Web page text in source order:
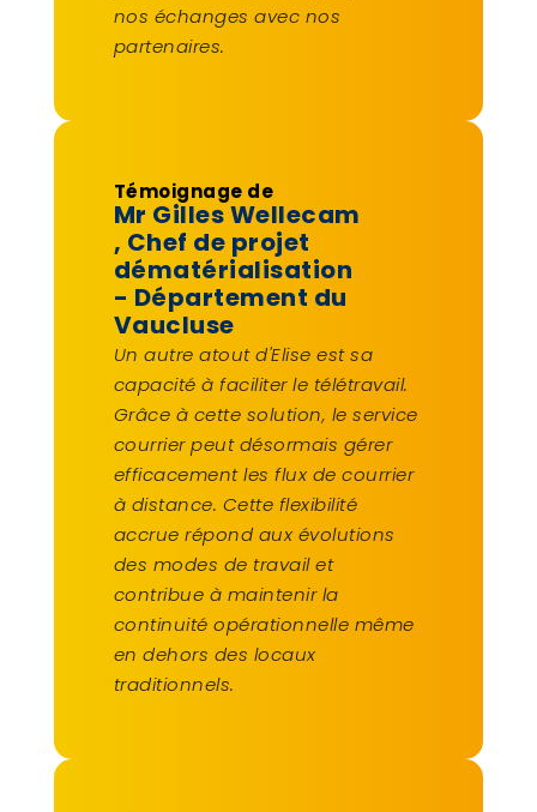
nos échanges avec nos
partenaires.
Témoignage de
Mr Gilles Wellecam
, Chef de projet
dématérialisation
- Département du
Vaucluse
Un autre atout d'Elise est sa
capacité à faciliter le télétravail.
Grâce à cette solution, le service
courrier peut désormais gérer
efficacement les flux de courrier
à distance. Cette flexibilité
accrue répond aux évolutions
des modes de travail et
contribue à maintenir la
continuité opérationnelle même
en dehors des locaux
traditionnels.